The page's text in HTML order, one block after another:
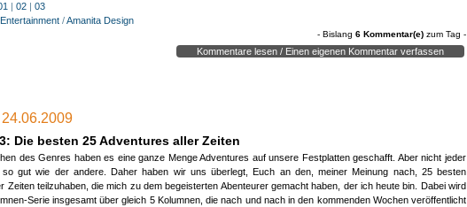
| 02 | 03
/Amanita Design
- Bislang 6 Kommentar(e) zum Tag -
Kommentare lesen / Einen eigenen Kommentar verfassen
nicht wer das Spiel von euch kennt.?
ich eigentlich auch mal wieder spielen.
_ 17:02:36)
24.06.2009
Die besten 25 Adventures aller Zeiten
des Genres haben es eine ganze Menge Adventures auf unsere Festplatten geschafft. Aber nicht jeder
gut wie der andere. Daher haben wir uns überlegt, Euch an den, meiner Meinung nach, 25 besten
Zeiten teilzuhaben, die mich zu dem begeisterten Abenteurer gemacht haben, der ich heute bin. Dabei wird
Serie insgesamt über gleich 5 Kolumnen, die nach und nach in den kommenden Wochen veröffentlicht